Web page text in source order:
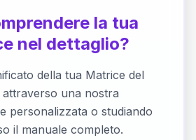
la tua
nel dettaglio?
della tua Matrice del
attraverso una nostra
personalizzata o studiando
il manuale completo.